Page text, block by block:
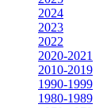
2024
2023
2022
2020-2021
2010-2019
1990-1999
1980-1989